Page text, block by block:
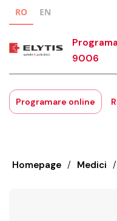
RO EN
9006
Programare online
Homepage / Medici /